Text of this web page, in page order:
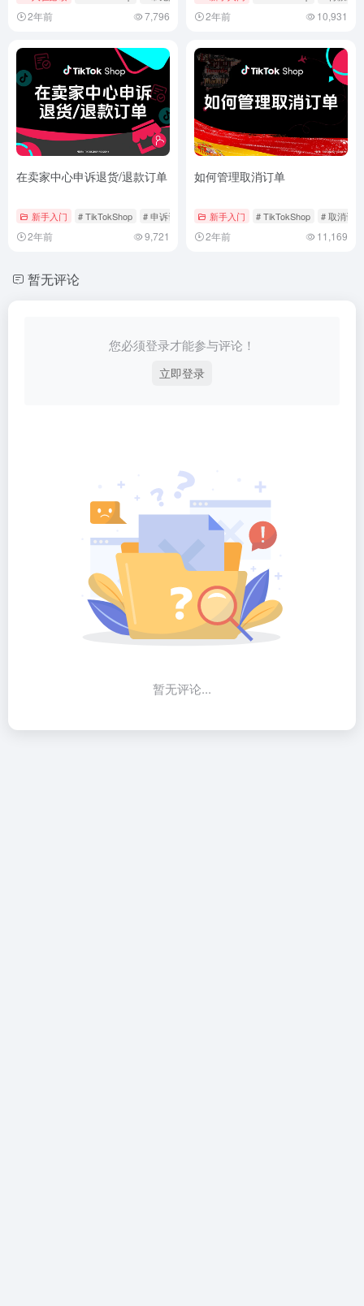
2年前 7,796 2年前 10,931
在卖家中心申诉退货/退款订单
新手入门 # TikTokShop # 申诉订单 # 管理订单
2年前 9,721
如何管理取消订单
新手入门 # TikTokShop # 取消订单
2年前 11,169
暂无评论
您必须登录才能参与评论！
立即登录
暂无评论...